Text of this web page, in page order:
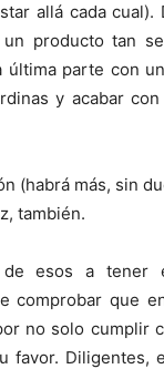
allá cada cual).
producto tan
parte con
y acabar
(habrá más, sin
también.
esos a tener
comprobar que
no solo cumplir
Diligentes,